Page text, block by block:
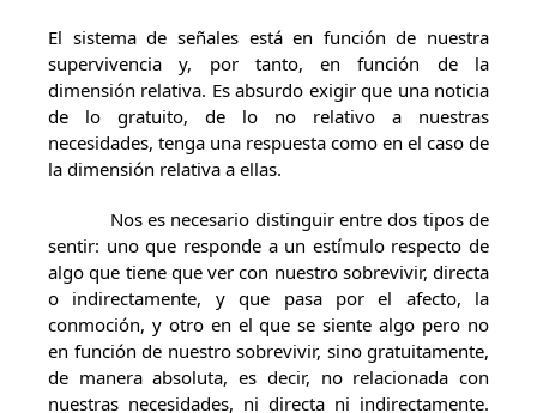
El sistema de señales está en función de nuestra
supervivencia y, por tanto, en función de la
dimensión relativa. Es absurdo exigir que una noticia
de lo gratuito, de lo no relativo a nuestras
necesidades, tenga una respuesta como en el caso de
la dimensión relativa a ellas.
Nos es necesario distinguir entre dos tipos de
sentir: uno que responde a un estímulo respecto de
algo que tiene que ver con nuestro sobrevivir, directa
o indirectamente, y que pasa por el afecto, la
conmoción, y otro en el que se siente algo pero no
en función de nuestro sobrevivir, sino gratuitamente,
de manera absoluta, es decir, no relacionada con
nuestras necesidades, ni directa ni indirectamente.